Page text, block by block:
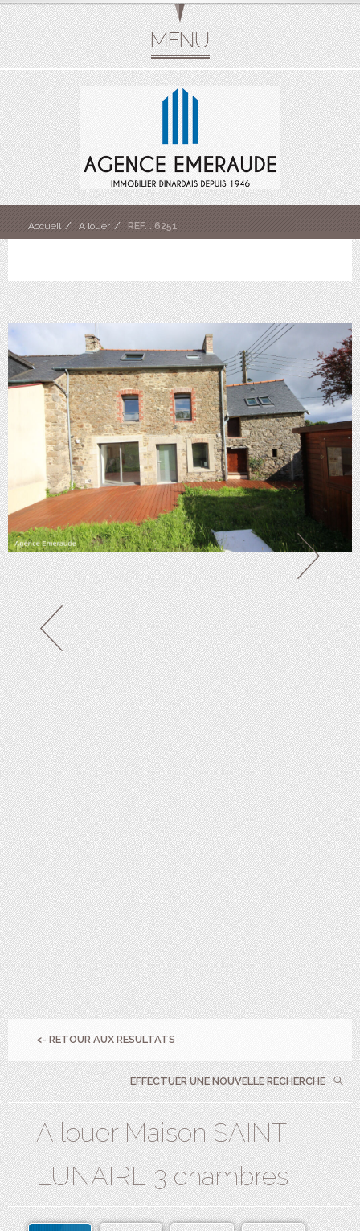
Accueil A louer REF. : 6251
<- RETOUR AUX RESULTATS
EFFECTUER UNE NOUVELLE RECHERCHE
A louer Maison SAINT-
LUNAIRE 3 chambres